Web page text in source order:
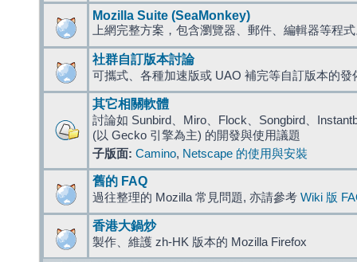
Mozilla Suite (SeaMonkey)
上網完整方案，包含瀏覽器、郵件、編輯器等程
社群自訂版本討論
可攜式、各種加速版或 UAO 補完等自訂版本的發
其它相關軟體
討論如 Sunbird、Miro、Flock、Songbird、
(以 Gecko 引擎為主) 的開發與使用議題
子版面: Camino, Netscape 的使用與安裝
舊的 FAQ
過往整理的 Mozilla 常見問題, 亦請參考 Wiki 版
香港大鍋炒
製作、維護 zh-HK 版本的 Mozilla Firefox